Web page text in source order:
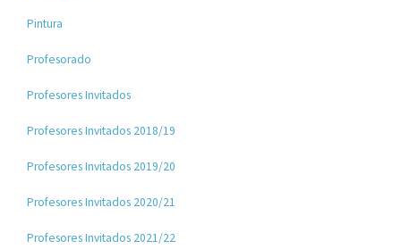
Pintura
Profesorado
Profesores Invitados
Profesores Invitados 2018/19
Profesores Invitados 2019/20
Profesores Invitados 2020/21
Profesores Invitados 2021/22